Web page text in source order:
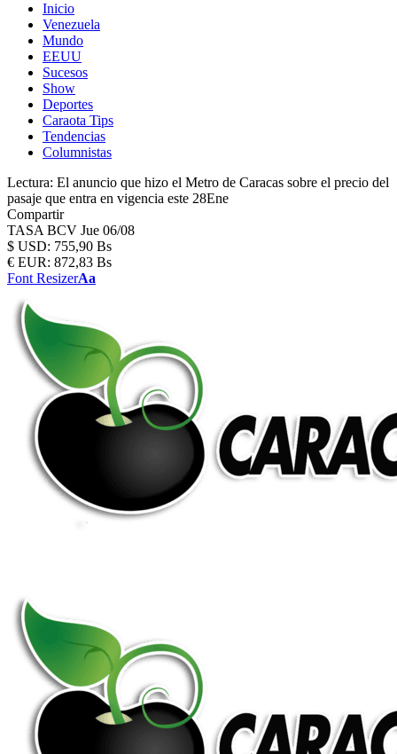
Inicio
Venezuela
Mundo
EEUU
Sucesos
Show
Deportes
Caraota Tips
Tendencias
Columnistas
Lectura: El anuncio que hizo el Metro de Caracas sobre el precio del
pasaje que entra en vigencia este 28Ene
Compartir
TASA BCV Jue 06/08
$ USD: 755,90 Bs
€ EUR: 872,83 Bs
Font ResizerAa